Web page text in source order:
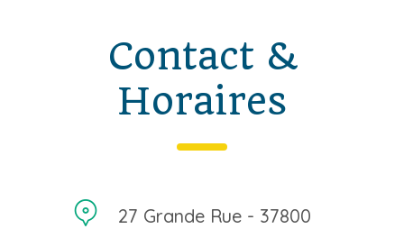
Contact &
Horaires
27 Grande Rue - 37800